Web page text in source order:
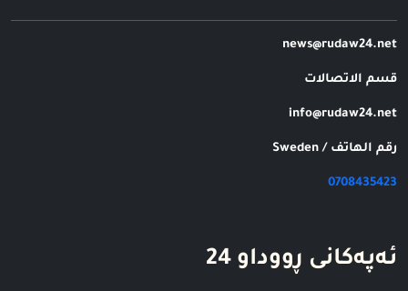
news@rudaw24.net
قسم الاتصالات
info@rudaw24.net
رقم الهاتف / Sweden
0708435423
ئه‌په‌کانی ڕووداو 24